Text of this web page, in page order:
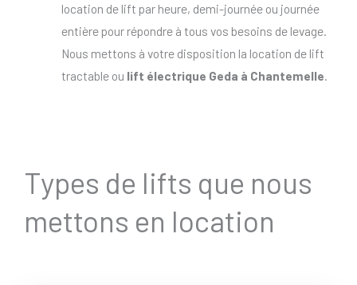
location de lift par heure, demi-journée ou journée
entière pour répondre à tous vos besoins de levage.
Nous mettons à votre disposition la location de lift
tractable ou lift électrique Geda à Chantemelle.
Types de lifts que nous
mettons en location